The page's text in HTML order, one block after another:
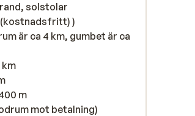
solstolar
)
är ca 4 km, gumbet är ca
km
m
mot betalning)